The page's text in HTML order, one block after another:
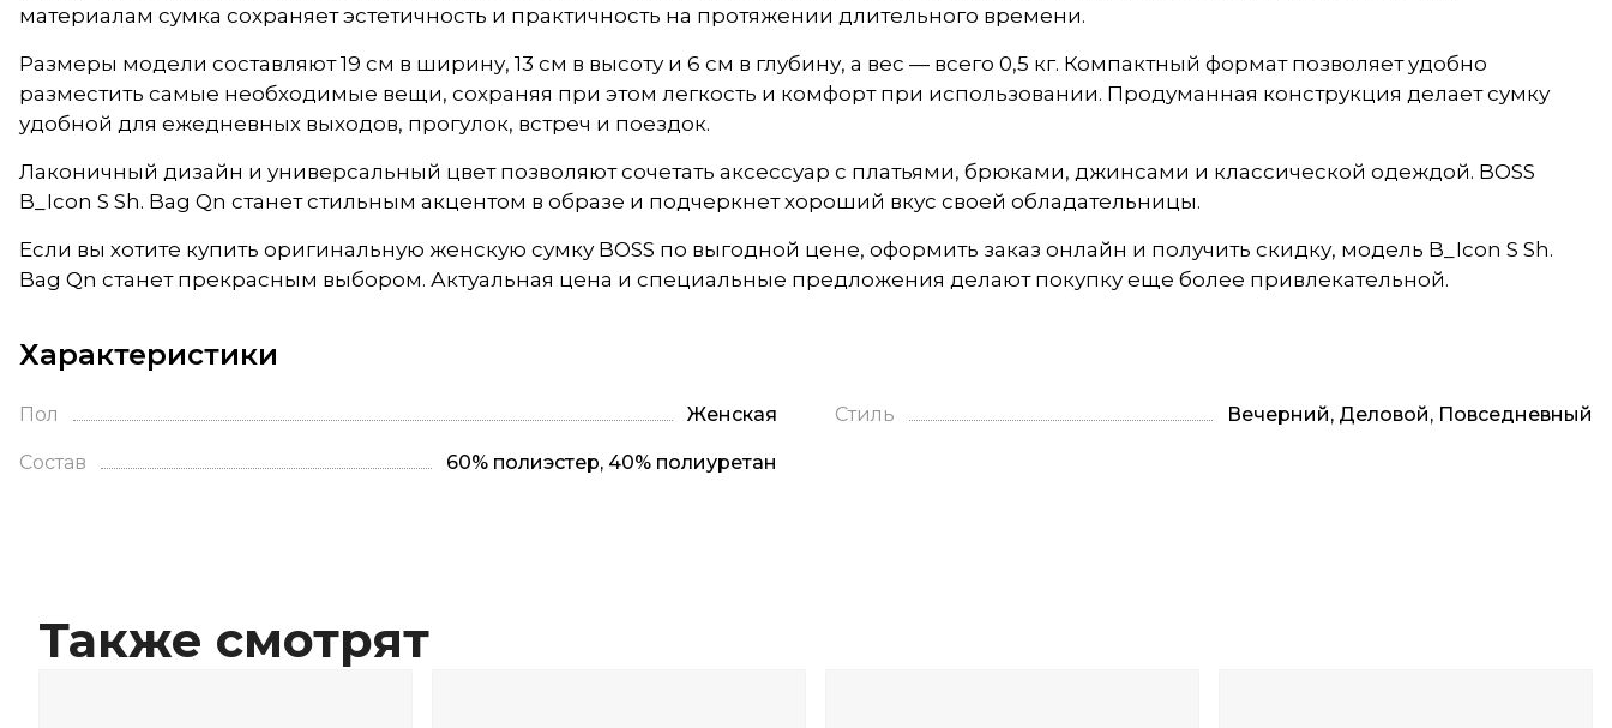
материалам сумка сохраняет эстетичность и практичность на протяжении длительного времени.
Размеры модели составляют 19 см в ширину, 13 см в высоту и 6 см в глубину, а вес — всего 0,5 кг. Компактный формат позволяет удобно
разместить самые необходимые вещи, сохраняя при этом легкость и комфорт при использовании. Продуманная конструкция делает сумку
удобной для ежедневных выходов, прогулок, встреч и поездок.
Лаконичный дизайн и универсальный цвет позволяют сочетать аксессуар с платьями, брюками, джинсами и классической одеждой. BOSS
B_Icon S Sh. Bag Qn станет стильным акцентом в образе и подчеркнет хороший вкус своей обладательницы.
Если вы хотите купить оригинальную женскую сумку BOSS по выгодной цене, оформить заказ онлайн и получить скидку, модель B_Icon S Sh.
Bag Qn станет прекрасным выбором. Актуальная цена и специальные предложения делают покупку еще более привлекательной.
Характеристики
Пол Женская Стиль Вечерний, Деловой, Повседневный
Состав 60% полиэстер, 40% полиуретан
Также смотрят